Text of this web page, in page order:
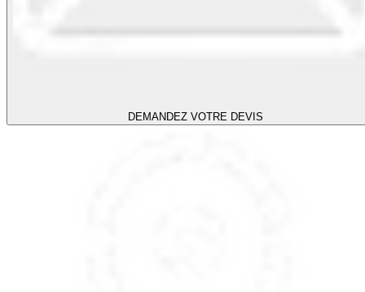
DEMANDEZ VOTRE DEVIS